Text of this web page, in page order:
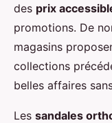
des prix
promotions. De
magasins
collections
belles affaires
Les sandales